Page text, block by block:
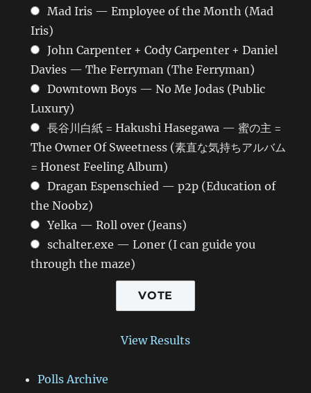
Mad Iris — Employee of the Month (Mad
Iris)
John Carpenter + Cody Carpenter + Daniel
Davies — The Ferryman (The Ferryman)
Downtown Boys — No Me Jodas (Public
Luxury)
長谷川白紙 = Hakushi Hasegawa — 蜜の主 =
The Owner Of Sweetness (素直な気持ちアルバム
= Honest Feeling Album)
Dragan Espenschied — p2p (Education of
the Noobz)
Yelka — Roll over (Jeans)
schalter.exe — Loner (I can guide you
through the maze)
View Results
Polls Archive